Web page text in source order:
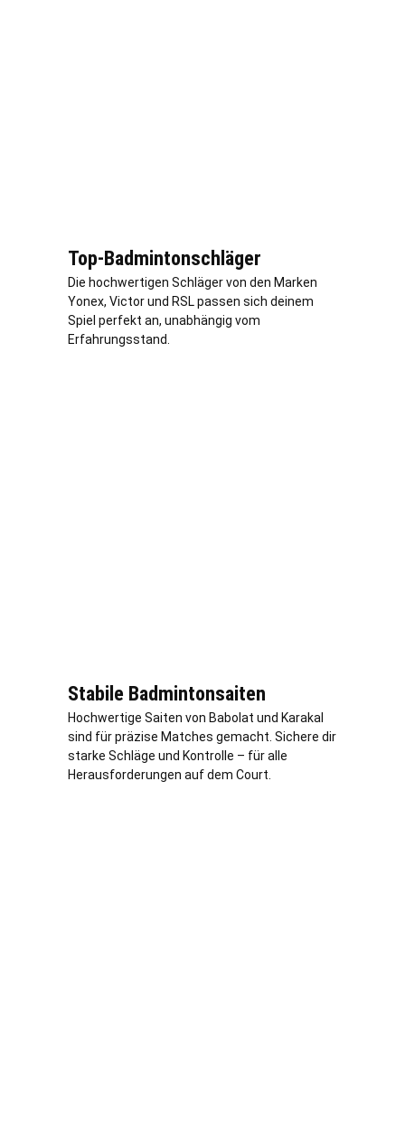
Top-Badmintonschläger
Die hochwertigen Schläger von den Marken
Yonex, Victor und RSL passen sich deinem
Spiel perfekt an, unabhängig vom
Erfahrungsstand.
Stabile Badmintonsaiten
Hochwertige Saiten von Babolat und Karakal
sind für präzise Matches gemacht. Sichere dir
starke Schläge und Kontrolle – für alle
Herausforderungen auf dem Court.